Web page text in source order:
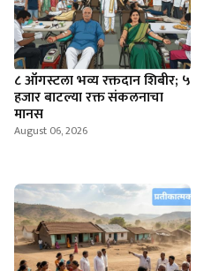
८ ऑगस्टला भव्य रक्तदान शिबीर; ५
हजार बाटल्या रक्त संकलनाचा
मानस
August 06, 2026